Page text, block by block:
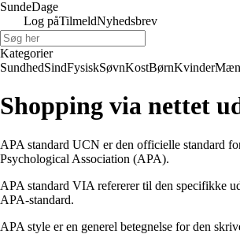
SundeDage
Log påTilmeldNyhedsbrev
Kategorier
SundhedSindFysiskSøvnKostBørnKvinder
Shopping via nettet
APA standard UCN er den officielle standard
Psychological Association (APA).
APA standard VIA refererer til den specifikke
APA-standard.
APA style er en generel betegnelse for den